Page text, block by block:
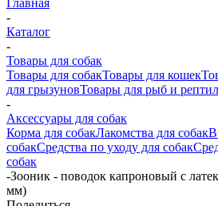
Главная
-
Каталог
-
Товары для собак
Товары для собакТовары для кошек
для грызуновТовары для рыб и
-
Аксессуары для собак
Корма для собакЛакомства для собак
собакСредства по уходу для собак
собак
-Зооник - поводок капроновый с
мм)